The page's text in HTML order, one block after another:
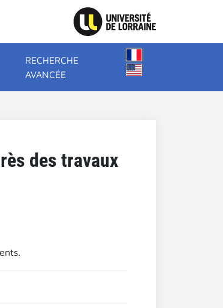
RECHERCHE
AVANCÉE
des travaux